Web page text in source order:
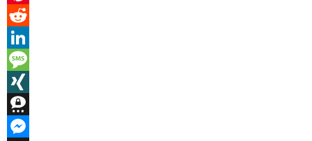
Pinterest
Reddit
LinkedIn
Message
XING
Threema